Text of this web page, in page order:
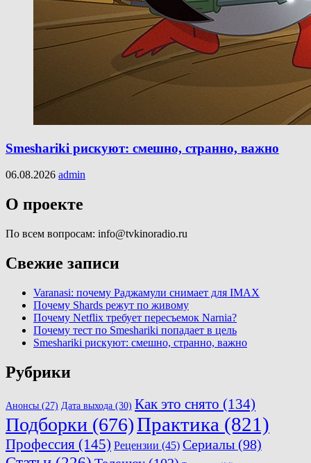
Smeshariki рискуют: смешно, странно, важно
06.08.2026 admin
О проекте
По всем вопросам: info@tvkinoradio.ru
Свежие записи
Varanasi: почему Раджамули снимает для IMAX
Почему Shards режут по живому
Почему Netflix требует пересъемок Narnia?
Почему тест по Smeshariki попадает в цель
Smeshariki рискуют: смешно, странно, важно
Рубрики
Анонсы (27) Дата выхода (30) Как это снято (134)
Подборки (676)Практика (821)
Профессия (145) Рецензии (45) Сериалы (98)